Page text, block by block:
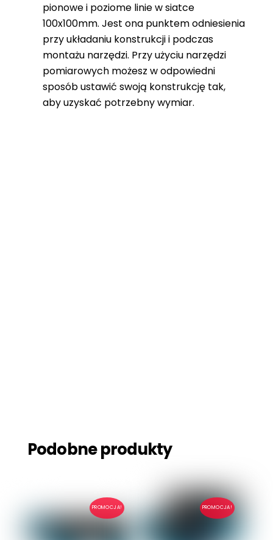
pionowe i poziome linie w siatce
100x100mm. Jest ona punktem odniesienia
przy układaniu konstrukcji i podczas
montażu narzędzi. Przy użyciu narzędzi
pomiarowych możesz w odpowiedni
sposób ustawić swoją konstrukcję tak,
aby uzyskać potrzebny wymiar.
Podobne produkty
PROMOCJA! PROMOCJA!